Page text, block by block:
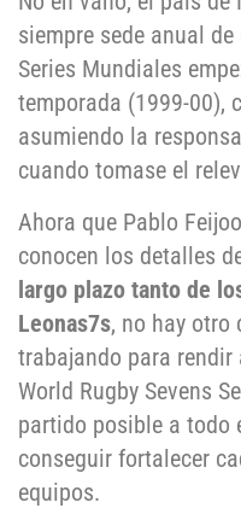
siempre sede anual
Series Mundiales
temporada (1999-00),
asumiendo la
cuando tomase el
Ahora que Pablo
conocen los detalles
largo plazo tanto de
Leonas7s, no hay otro
trabajando para rendir
World Rugby Sevens
partido posible a todo
conseguir fortalecer
equipos.